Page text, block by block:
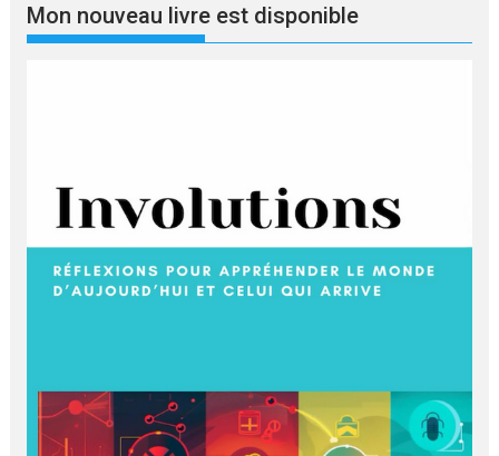
langue
Mon nouveau livre est disponible